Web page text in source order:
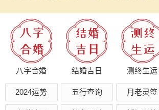
八字合婚 结婚吉日 测终生运
2024运势 五行查询 月老灵签